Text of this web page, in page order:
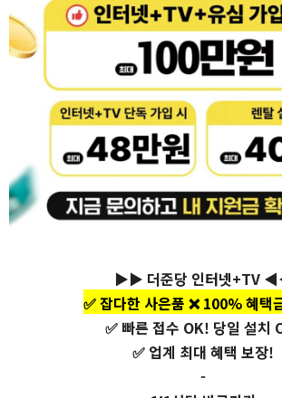
▶▶ 더준당 인터넷+TV
✅ 잡다한 사은품 ❌ 100% 혜택
✅ 빠른 접수 OK! 당일 설치
✅ 업계 최대 혜택 보장!
-